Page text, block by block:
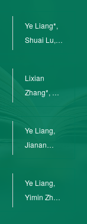
Ye Liang*,
Shuai Lu,
Lixian
Zhang*, Ye
Ye Liang,
Jianan
Ye Liang,
Yimin Zhu,